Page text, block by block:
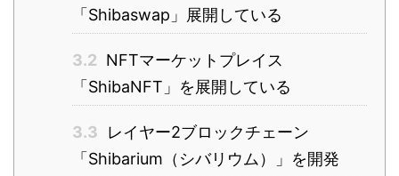
「Shibaswap」展開している
3.2 NFTマーケットプレイス
「ShibaNFT」を展開している
3.3
レイヤー2ブロックチェーン
「Shibarium（シバリウム）」を開発